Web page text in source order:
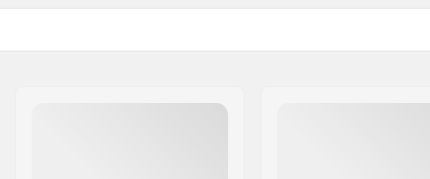
Klasyczny
(NNN)
Szerokość:
Płyty montażowe do tych